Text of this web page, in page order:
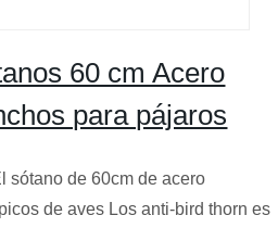
60 cm Acero
para pájaros
sótano de 60cm de acero
de aves Los anti-bird thorn es